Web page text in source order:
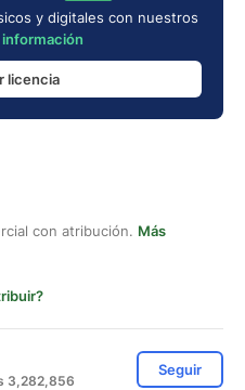
y digitales con nuestros
información
licencia
con atribución. Más
3,282,856
Seguir